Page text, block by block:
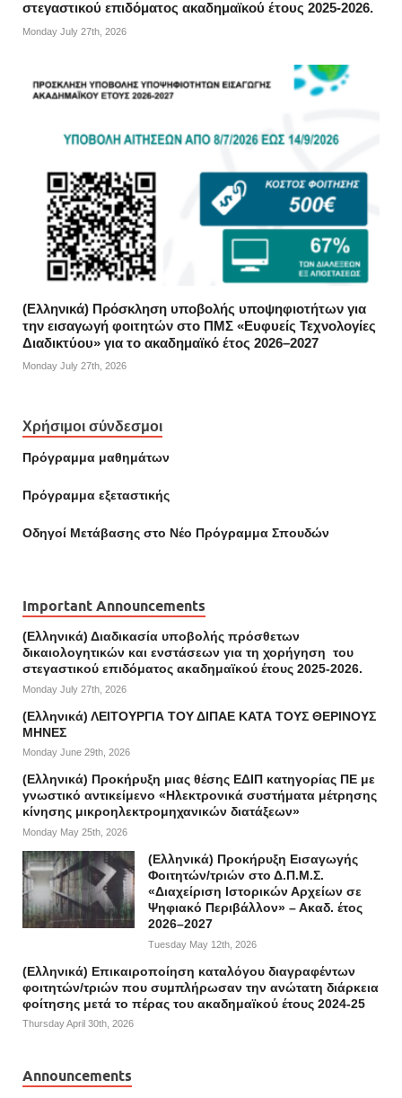
στεγαστικού επιδόματος ακαδημαϊκού έτους 2025-2026.
Monday July 27th, 2026
(Ελληνικά) Πρόσκληση υποβολής υποψηφιοτήτων για
την εισαγωγή φοιτητών στο ΠΜΣ «Ευφυείς Τεχνολογίες
Διαδικτύου» για το ακαδημαϊκό έτος 2026–2027
Monday July 27th, 2026
Χρήσιμοι σύνδεσμοι
Πρόγραμμα μαθημάτων
Πρόγραμμα εξεταστικής
Οδηγοί Mετάβασης στο Νέο Πρόγραμμα Σπουδών
Important Announcements
(Ελληνικά) Διαδικασία υποβολής πρόσθετων
δικαιολογητικών και ενστάσεων για τη χορήγηση του
στεγαστικού επιδόματος ακαδημαϊκού έτους 2025-2026.
Monday July 27th, 2026
(Ελληνικά) ΛΕΙΤΟΥΡΓΙΑ ΤΟΥ ΔΙΠΑΕ ΚΑΤΑ ΤΟΥΣ ΘΕΡΙΝΟΥΣ
ΜΗΝΕΣ
Monday June 29th, 2026
(Ελληνικά) Προκήρυξη μιας θέσης ΕΔΙΠ κατηγορίας ΠΕ με
γνωστικό αντικείμενο «Ηλεκτρονικά συστήματα μέτρησης
κίνησης μικροηλεκτρομηχανικών διατάξεων»
Monday May 25th, 2026
(Ελληνικά) Προκήρυξη Εισαγωγής
Φοιτητών/τριών στο Δ.Π.Μ.Σ.
«Διαχείριση Ιστορικών Αρχείων σε
Ψηφιακό Περιβάλλον» – Ακαδ. έτος
2026–2027
Tuesday May 12th, 2026
(Ελληνικά) Επικαιροποίηση καταλόγου διαγραφέντων
φοιτητών/τριών που συμπλήρωσαν την ανώτατη διάρκεια
φοίτησης μετά το πέρας του ακαδημαϊκού έτους 2024-25
Thursday April 30th, 2026
Announcements